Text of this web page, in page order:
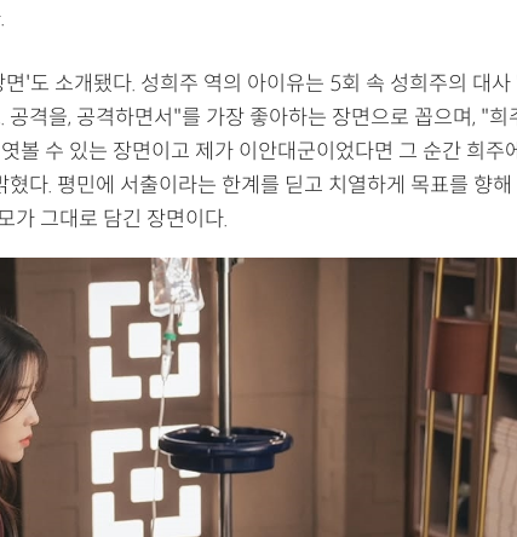
'도 소개됐다. 성희주 역의 아이유는 5회 속 성희주의 대사
공격을, 공격하면서"를 가장 좋아하는 장면으로 꼽으며, "희
볼 수 있는 장면이고 제가 이안대군이었다면 그 순간 희주
다. 평민에 서출이라는 한계를 딛고 치열하게 목표를 향해
가 그대로 담긴 장면이다.